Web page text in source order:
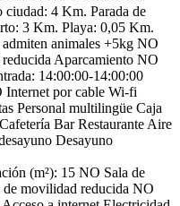
ciudad: 4 Km. Parada de
3 Km. Playa: 0,05 Km.
animales +5kg NO
Aparcamiento NO
14:00:00-14:00:00
Internet por cable Wi-fi
Personal multilingüe Caja
Cafetería Bar Restaurante Aire
Desayuno
(m²): 15 NO Sala de
movilidad reducida NO